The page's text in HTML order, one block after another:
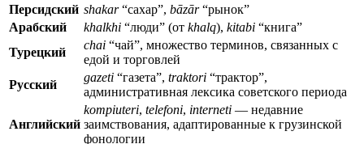
Персидский shakar“сахар”, bāzār“рынок”
Арабский
khalkhi “люди” (от khalq), kitabi “книга”
Турецкий
chai “чай”, множество терминов, связанных с
едой и торговлей
Русский
gazeti “газета”, traktori “трактор”,
административная лексика советского периода
Английский
kompiuteri, telefoni, interneti — недавние
заимствования, адаптированные к грузинской
фонологии